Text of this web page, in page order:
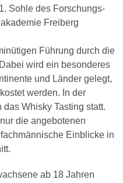
Sohle des Forschungs-
Freiberg
Führung durch die
wird ein besonderes
und Länder gelegt,
werden. In der
Whisky Tasting statt.
die angebotenen
Einblicke in
ab 18 Jahren